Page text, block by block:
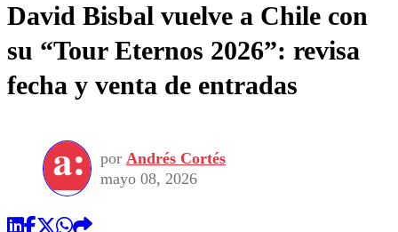
Frecuencias
Agricultura TV
Deportes
Colo Colo
Seleccion Chilena
Torneo Internacional
Entretención
Economía
Internacional
Publicaciones en medios
Opinión
David Bisbal vuelve a Chile con
su “Tour Eternos 2026”: revisa
fecha y venta de entradas
por Andrés Cortés
mayo 08, 2026